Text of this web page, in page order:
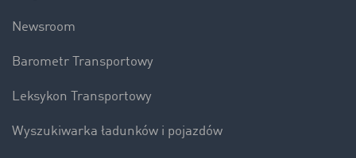
Newsroom
Barometr Transportowy
Leksykon Transportowy
Wyszukiwarka ładunków i pojazdów